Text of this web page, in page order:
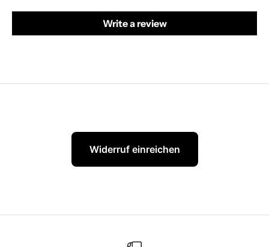
Write a review
Widerruf einreichen